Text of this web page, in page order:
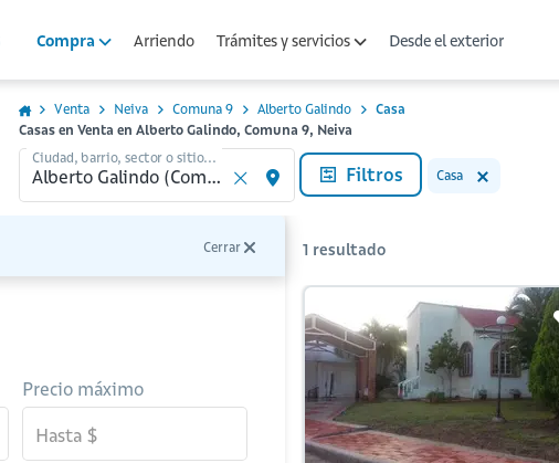
Compra Arriendo Trámites y servicios Desde el exterior
Venta Neiva Comuna 9 Alberto Galindo
Casa
Casas en Venta en Alberto Galindo, Comuna 9, Neiva
Ciudad, barrio, sector o sitio...
Filtros Casa
Cerrar
Precio máximo
1 resultado